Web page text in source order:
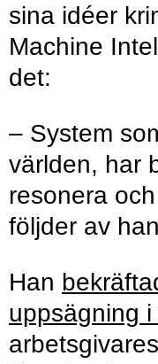
sina idéer
Machine
det:
– System
världen, har
resonera
följder av
Han
uppsägning